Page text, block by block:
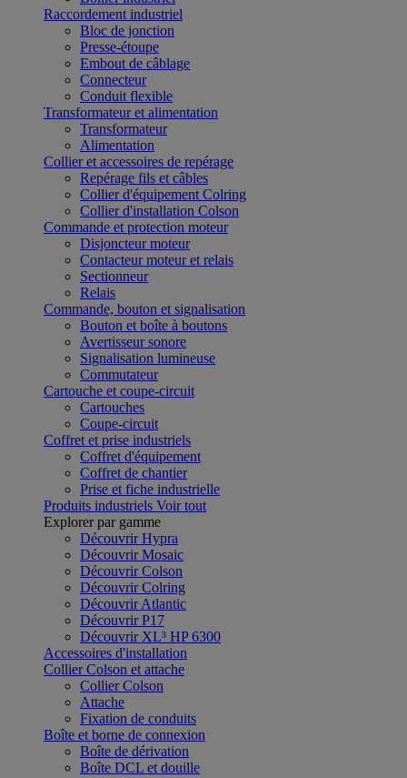
Raccordement industriel
Bloc de jonction
Presse-étoupe
Embout de câblage
Connecteur
Conduit flexible
Transformateur et alimentation
Transformateur
Alimentation
Collier et accessoires de repérage
Repérage fils et câbles
Collier d'équipement Colring
Collier d'installation Colson
Commande et protection moteur
Disjoncteur moteur
Contacteur moteur et relais
Sectionneur
Relais
Commande, bouton et signalisation
Bouton et boîte à boutons
Avertisseur sonore
Signalisation lumineuse
Commutateur
Cartouche et coupe-circuit
Cartouches
Coupe-circuit
Coffret et prise industriels
Coffret d'équipement
Coffret de chantier
Prise et fiche industrielle
Produits industriels Voir tout
Explorer par gamme
Découvrir Hypra
Découvrir Mosaic
Découvrir Colson
Découvrir Colring
Découvrir Atlantic
Découvrir P17
Découvrir XL³ HP 6300
Accessoires d'installation
Collier Colson et attache
Collier Colson
Attache
Fixation de conduits
Boîte et borne de connexion
Boîte de dérivation
Boîte DCL et douille